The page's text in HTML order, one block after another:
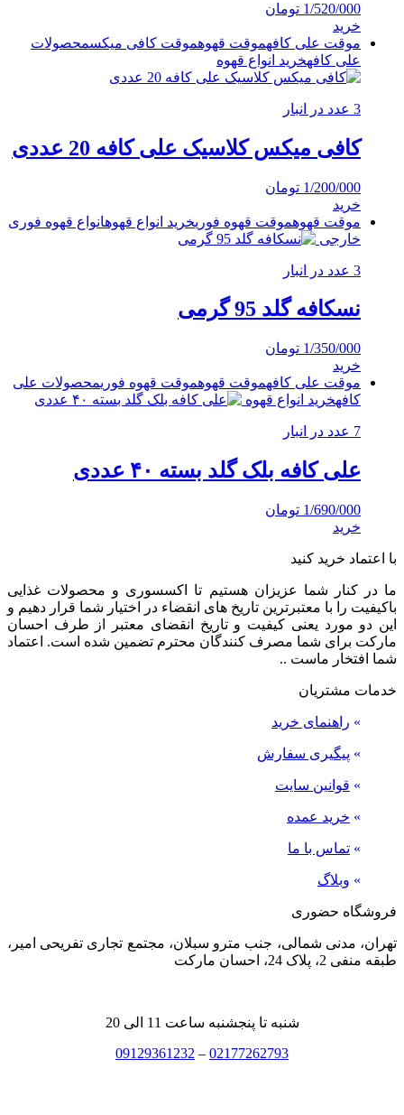
1/520/000 تومان
خرید
موقت علی کافهموقت قهوهموقت کافی میکسمحصولات
علی کافهخرید انواع قهوه
3 عدد در انبار
کافی میکس کلاسیک علی کافه 20 عددی
1/200/000 تومان
خرید
موقت قهوهموقت قهوه فوریخرید انواع قهوهانواع قهوه فوری
خارجی
3 عدد در انبار
نسکافه گلد 95 گرمی
1/350/000 تومان
خرید
موقت علی کافهموقت قهوهموقت قهوه فوریمحصولات علی
کافهخرید انواع قهوه
7 عدد در انبار
علی کافه بلک گلد بسته ۴۰ عددی
1/690/000 تومان
خرید
با اعتماد خرید کنید
ما در کنار شما عزیزان هستیم تا اکسسوری و محصولات غذایی
باکیفیت را با معتبرترین تاریخ های انقضاء در اختیار شما قرار دهیم و
این دو مورد یعنی کیفیت و تاریخ انقضای معتبر از طرف احسان
مارکت برای شما مصرف کنندگان محترم تضمین شده است. اعتماد
شما افتخار ماست ..
خدمات مشتریان
» راهنمای خرید
» پیگیری سفارش
» قوانین سایت
» خرید عمده
» تماس با ما
» وبلاگ
فروشگاه حضوری
تهران، مدنی شمالی، جنب مترو سبلان، مجتمع تجاری تفریحی امیر،
طبقه منفی 2، پلاک 24، احسان مارکت
شنبه تا پنجشنبه ساعت 11 الی 20
02177262793
–
09129361232